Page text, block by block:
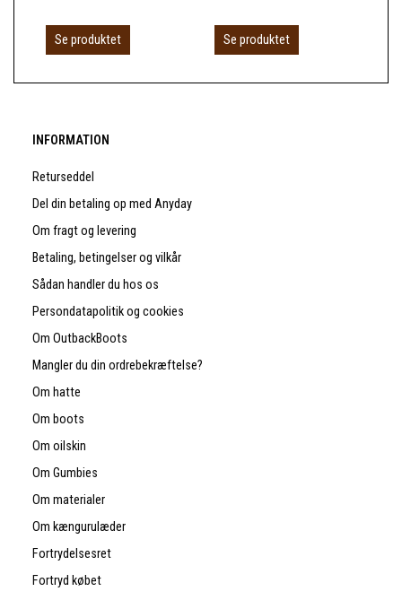
Se produktet Se produktet
INFORMATION
Returseddel
Del din betaling op med Anyday
Om fragt og levering
Betaling, betingelser og vilkår
Sådan handler du hos os
Persondatapolitik og cookies
Om OutbackBoots
Mangler du din ordrebekræftelse?
Om hatte
Om boots
Om oilskin
Om Gumbies
Om materialer
Om kængurulæder
Fortrydelsesret
Fortryd købet